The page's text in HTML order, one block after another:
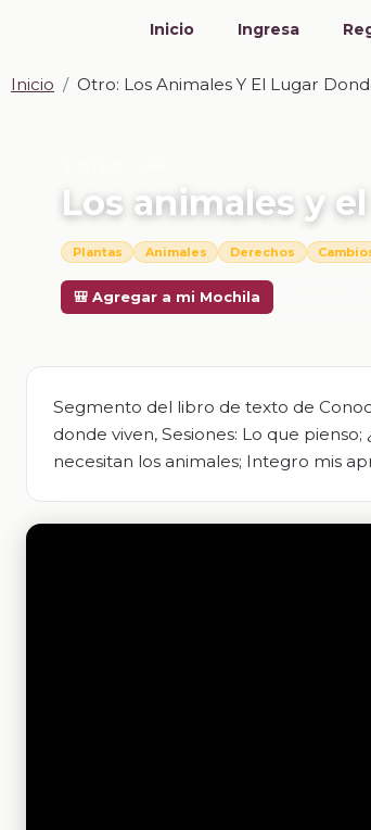
Inicio Ingresa
Inicio Otro: Los Animales Y El Lugar
Los animales y
Plantas Animales Derechos
🎒 Agregar a mi Mochila
Segmento del libro de texto de
donde viven, Sesiones: Lo que
necesitan los animales; Integro mis